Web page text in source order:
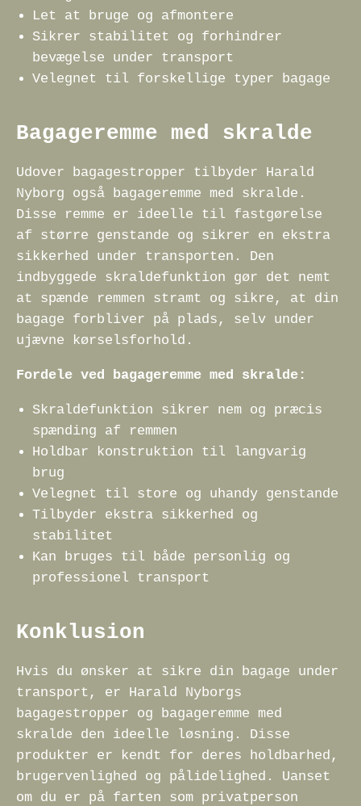
Let at bruge og afmontere
Sikrer stabilitet og forhindrer
bevægelse under transport
Velegnet til forskellige typer bagage
Bagageremme med skralde
Udover bagagestropper tilbyder Harald
Nyborg også bagageremme med skralde.
Disse remme er ideelle til fastgørelse
af større genstande og sikrer en ekstra
sikkerhed under transporten. Den
indbyggede skraldefunktion gør det nemt
at spænde remmen stramt og sikre, at din
bagage forbliver på plads, selv under
ujævne kørselsforhold.
Fordele ved bagageremme med skralde:
Skraldefunktion sikrer nem og præcis
spænding af remmen
Holdbar konstruktion til langvarig
brug
Velegnet til store og uhandy genstande
Tilbyder ekstra sikkerhed og
stabilitet
Kan bruges til både personlig og
professionel transport
Konklusion
Hvis du ønsker at sikre din bagage under
transport, er Harald Nyborgs
bagagestropper og bagageremme med
skralde den ideelle løsning. Disse
produkter er kendt for deres holdbarhed,
brugervenlighed og pålidelighed. Uanset
om du er på farten som privatperson